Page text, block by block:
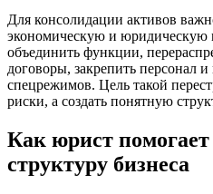
Для консолидации активов
экономическую и юридическую
объединить функции,
договоры, закрепить персонал
спецрежимов. Цель такой
риски, а создать понятную
Как юрист
структуру бизнеса